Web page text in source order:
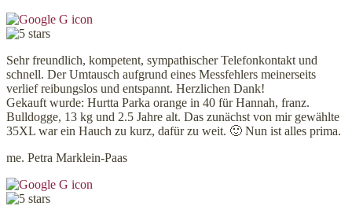
Sehr freundlich, kompetent, sympathischer Telefonkontakt und
schnell. Der Umtausch aufgrund eines Messfehlers meinerseits
verlief reibungslos und entspannt. Herzlichen Dank!
Gekauft wurde: Hurtta Parka orange in 40 für Hannah, franz.
Bulldogge, 13 kg und 2.5 Jahre alt. Das zunächst von mir gewählte
35XL war ein Hauch zu kurz, dafür zu weit. 🙂 Nun ist alles prima.
me. Petra Marklein-Paas